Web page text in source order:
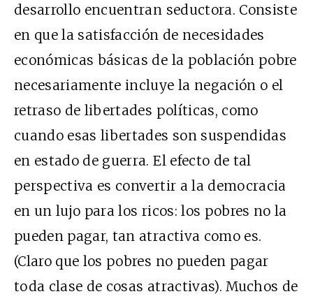
desarrollo encuentran seductora. Consiste
en que la satisfacción de necesidades
económicas básicas de la población pobre
necesariamente incluye la negación o el
retraso de libertades políticas, como
cuando esas libertades son suspendidas
en estado de guerra. El efecto de tal
perspectiva es convertir a la democracia
en un lujo para los ricos: los pobres no la
pueden pagar, tan atractiva como es.
(Claro que los pobres no pueden pagar
toda clase de cosas atractivas). Muchos de